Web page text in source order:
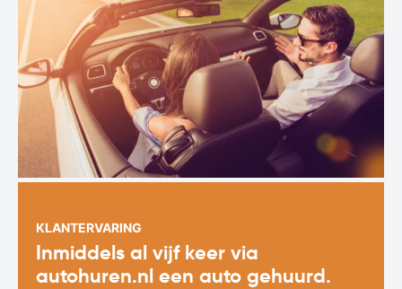
KLANTERVARING
Inmiddels al vijf keer via
autohuren.nl een auto gehuurd.